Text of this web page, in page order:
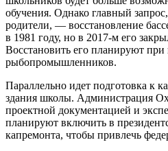
обучения. Однако главный
родители, — восстановление
в 1981 году, но в 2017-м его
Восстановить его планируют
рыбопромышленников.
Параллельно идет подготовка к
здания школы. Администрация
проектной документацией и
планируют включить в
капремонта, чтобы привлечь